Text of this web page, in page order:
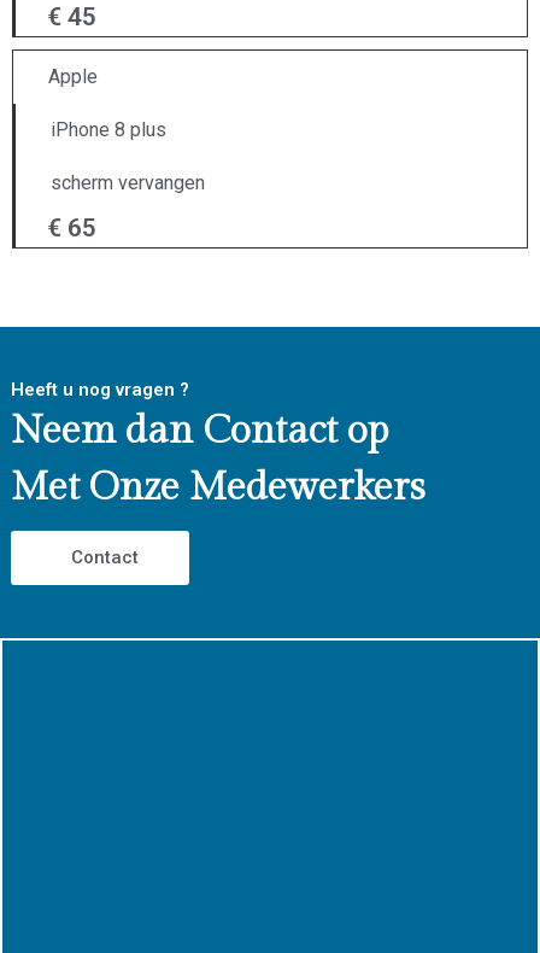
€ 45
Apple
iPhone 8 plus
scherm vervangen
€ 65
Heeft u nog vragen ?
Neem dan Contact op
Met Onze Medewerkers
Contact